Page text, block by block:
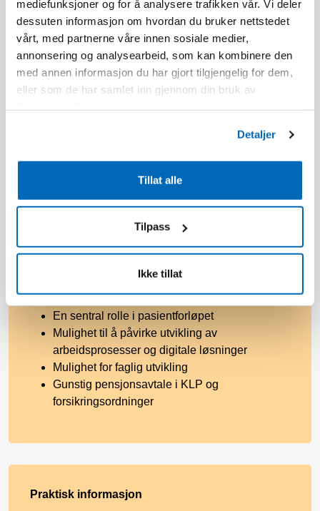
mediefunksjoner og for å analysere trafikken vår. Vi deler
dessuten informasjon om hvordan du bruker nettstedet
vårt, med partnerne våre innen sosiale medier,
annonsering og analysearbeid, som kan kombinere den
med annen informasjon du har gjort tilgjengelig for dem,
eller som de har samlet inn gjennom din bruk av
Detaljer
Tillat alle
Tilpass
Ikke tillat
Du er serviceinnstilt og møter pasienter og
kollegaer på en profesjonell og
imøtekommende måte
Du har god forståelse for pasientforløp og
samhandling i tverrfaglige team
Du er fleksibel og bidrar positivt til et godt
arbeidsmiljø
Interessante og utfordrende arbeidsoppgaver
En sentral rolle i pasientforløpet
Mulighet til å påvirke utvikling av
arbeidsprosesser og digitale løsninger
Mulighet for faglig utvikling
Gunstig pensjonsavtale i KLP og
forsikringsordninger
Praktisk informasjon